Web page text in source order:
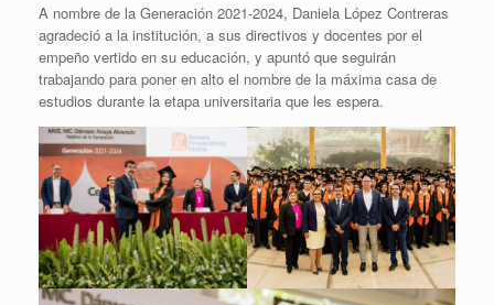
A nombre de la Generación 2021-2024, Daniela López Contreras
agradeció a la institución, a sus directivos y docentes por el
empeño vertido en su educación, y apuntó que seguirán
trabajando para poner en alto el nombre de la máxima casa de
estudios durante la etapa universitaria que les espera.